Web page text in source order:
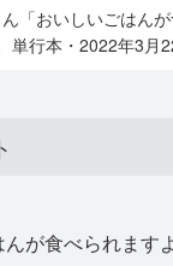
「おいしいごはん
単行本・2022年3月
が食べられます